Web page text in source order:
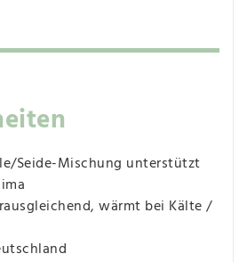
Seide-Mischung unterstützt
wärmt bei Kälte /